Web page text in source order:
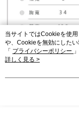
当サイトではCookieを使
や、Cookieを無効にした
「 プライバシーポリシー
が、当サイトを引き続き使
詳しく見る >